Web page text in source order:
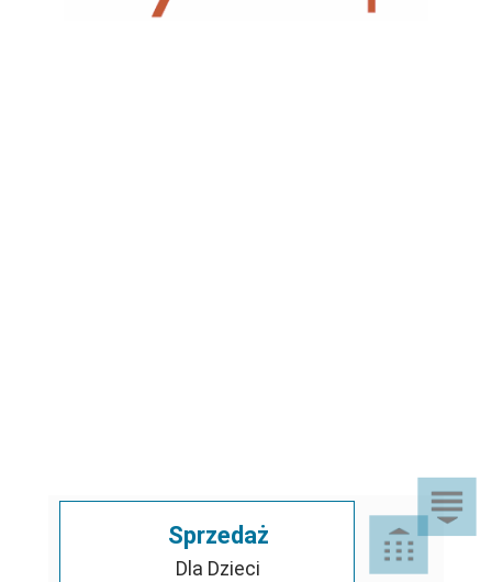
Sprzedaż
Dla Dzieci